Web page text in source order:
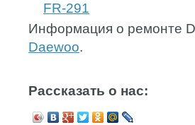
FR-291
Информация о ремонте
Daewoo.
Рассказать о нас: